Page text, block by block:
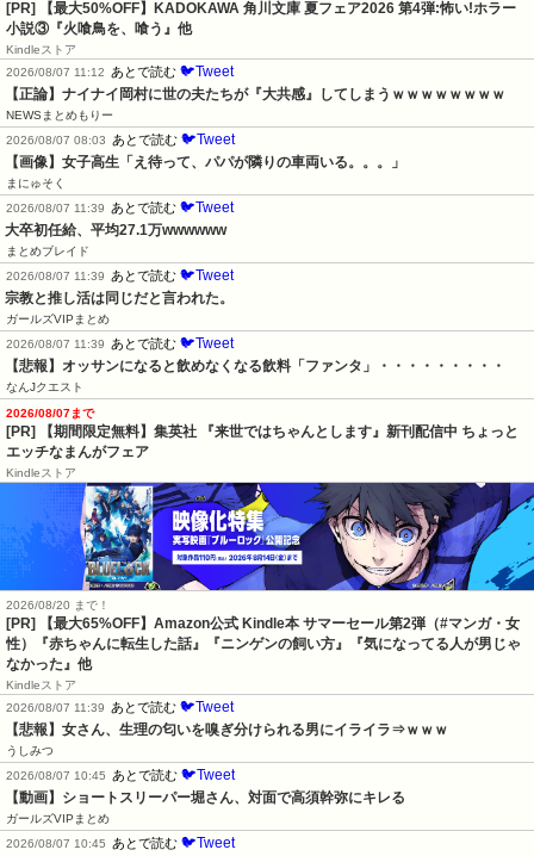
[PR] 【最大50%OFF】KADOKAWA 角川文庫 夏フェア2026 第4弾:怖い!ホラー
小説③『火喰鳥を、喰う』他
Kindleストア
2026/08/07 11:12
あとで読む 🐦Tweet
【正論】ナイナイ岡村に世の夫たちが『大共感』してしまうｗｗｗｗｗｗｗｗ
NEWSまとめもりー
2026/08/07 08:03
あとで読む 🐦Tweet
【画像】女子高生「え待って、パパが隣りの車両いる。。。」
まにゅそく
2026/08/07 11:39
あとで読む 🐦Tweet
大卒初任給、平均27.1万wwwwww
まとめブレイド
2026/08/07 11:39
あとで読む 🐦Tweet
宗教と推し活は同じだと言われた。
ガールズVIPまとめ
2026/08/07 11:39
あとで読む 🐦Tweet
【悲報】オッサンになると飲めなくなる飲料「ファンタ」・・・・・・・・・
なんJクエスト
2026/08/07まで
[PR] 【期間限定無料】集英社 『来世ではちゃんとします』新刊配信中 ちょっと
エッチなまんがフェア
Kindleストア
2026/08/20 まで！
[PR]
【最大65%OFF】Amazon公式 Kindle本 サマーセール第2弾（#マンガ・女
性）『赤ちゃんに転生した話』『ニンゲンの飼い方』『気になってる人が男じゃ
なかった』他
Kindleストア
2026/08/07 11:39
あとで読む 🐦Tweet
【悲報】女さん、生理の匂いを嗅ぎ分けられる男にイライラ⇒ｗｗｗ
うしみつ
2026/08/07 10:45
あとで読む 🐦Tweet
【動画】ショートスリーパー堀さん、対面で高須幹弥にキレる
ガールズVIPまとめ
2026/08/07 10:45
あとで読む 🐦Tweet